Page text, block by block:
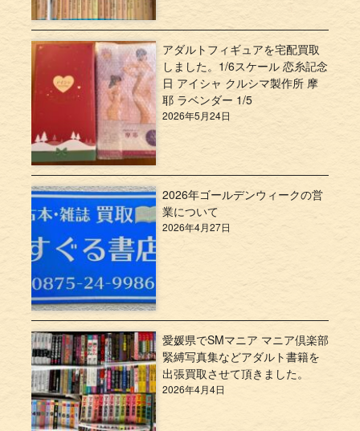
アダルトフィギュアを宅配買取
しました。1/6スケール 恋糸記念
日 アイシャ クルシマ製作所 摩
耶 ラベンダー 1/5
2026年5月24日
2026年ゴールデンウィークの営
業について
2026年4月27日
愛媛県でSMマニア マニア倶楽部
緊縛写真集などアダルト書籍を
出張買取させて頂きました。
2026年4月4日